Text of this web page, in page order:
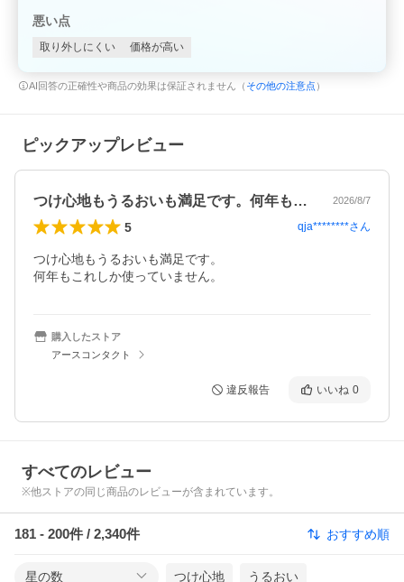
悪い点
取り外しにくい 価格が高い
AI回答の正確性や商品の効果は保証されません（ その他の注意点 ）
ピックアップレビュー
つけ心地もうるおいも満足です。何年もこ… 2026/8/7
5 qja********さん
つけ心地もうるおいも満足です。
何年もこれしか使っていません。
購入したストア
アースコンタクト
違反報告 いいね 0
すべてのレビュー
※他ストアの同じ商品のレビューが含まれています。
181 - 200件 / 2,340件 おすすめ順
星の数 つけ心地 うるおい